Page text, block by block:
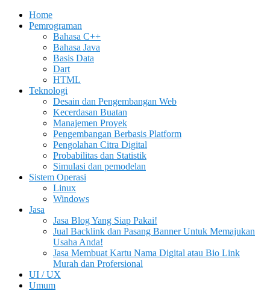
Home
Pemrograman
Bahasa C++
Bahasa Java
Basis Data
Dart
HTML
Teknologi
Desain dan Pengembangan Web
Kecerdasan Buatan
Manajemen Proyek
Pengembangan Berbasis Platform
Pengolahan Citra Digital
Probabilitas dan Statistik
Simulasi dan pemodelan
Sistem Operasi
Linux
Windows
Jasa
Jasa Blog Yang Siap Pakai!
Jual Backlink dan Pasang Banner Untuk Memajukan
Usaha Anda!
Jasa Membuat Kartu Nama Digital atau Bio Link
Murah dan Profersional
UI / UX
Umum